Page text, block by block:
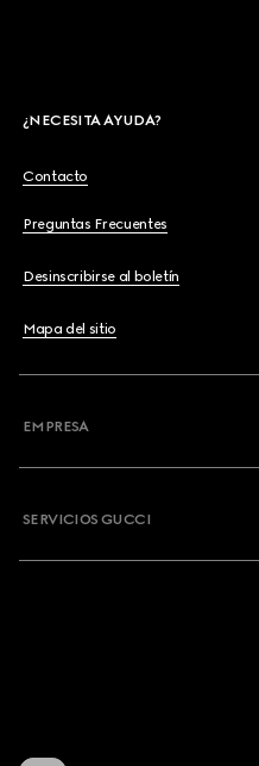
¿NECESITA AYUDA?
Contacto
Preguntas Frecuentes
Desinscribirse al boletín
Mapa del sitio
EMPRESA
SERVICIOS GUCCI